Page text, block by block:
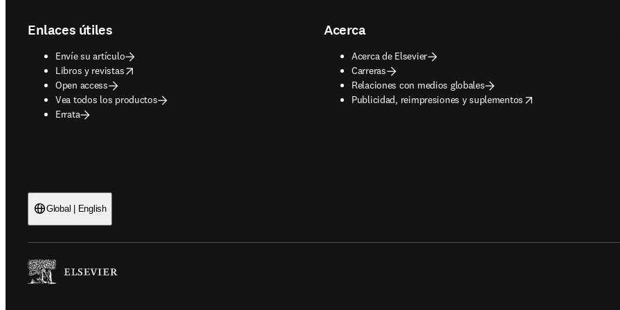
Enlaces útiles
Envíe su artículo
Libros y revistas
opens in new tab/window
Open access
Vea todos los productos
Errata
Acerca
Acerca de Elsevier
Carreras
Relaciones con medios globales
Publicidad, reimpresiones y suplementos
opens in new tab/window
Global | English